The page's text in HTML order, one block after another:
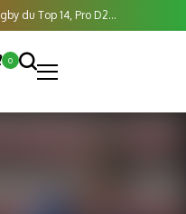
du Top 14, Pro D2...
0